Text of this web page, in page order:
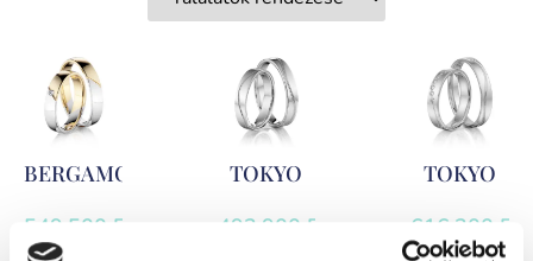
BERGAMO
549.500 Ft
TOKYO
492.900 Ft
TOKYO
616.200 Ft